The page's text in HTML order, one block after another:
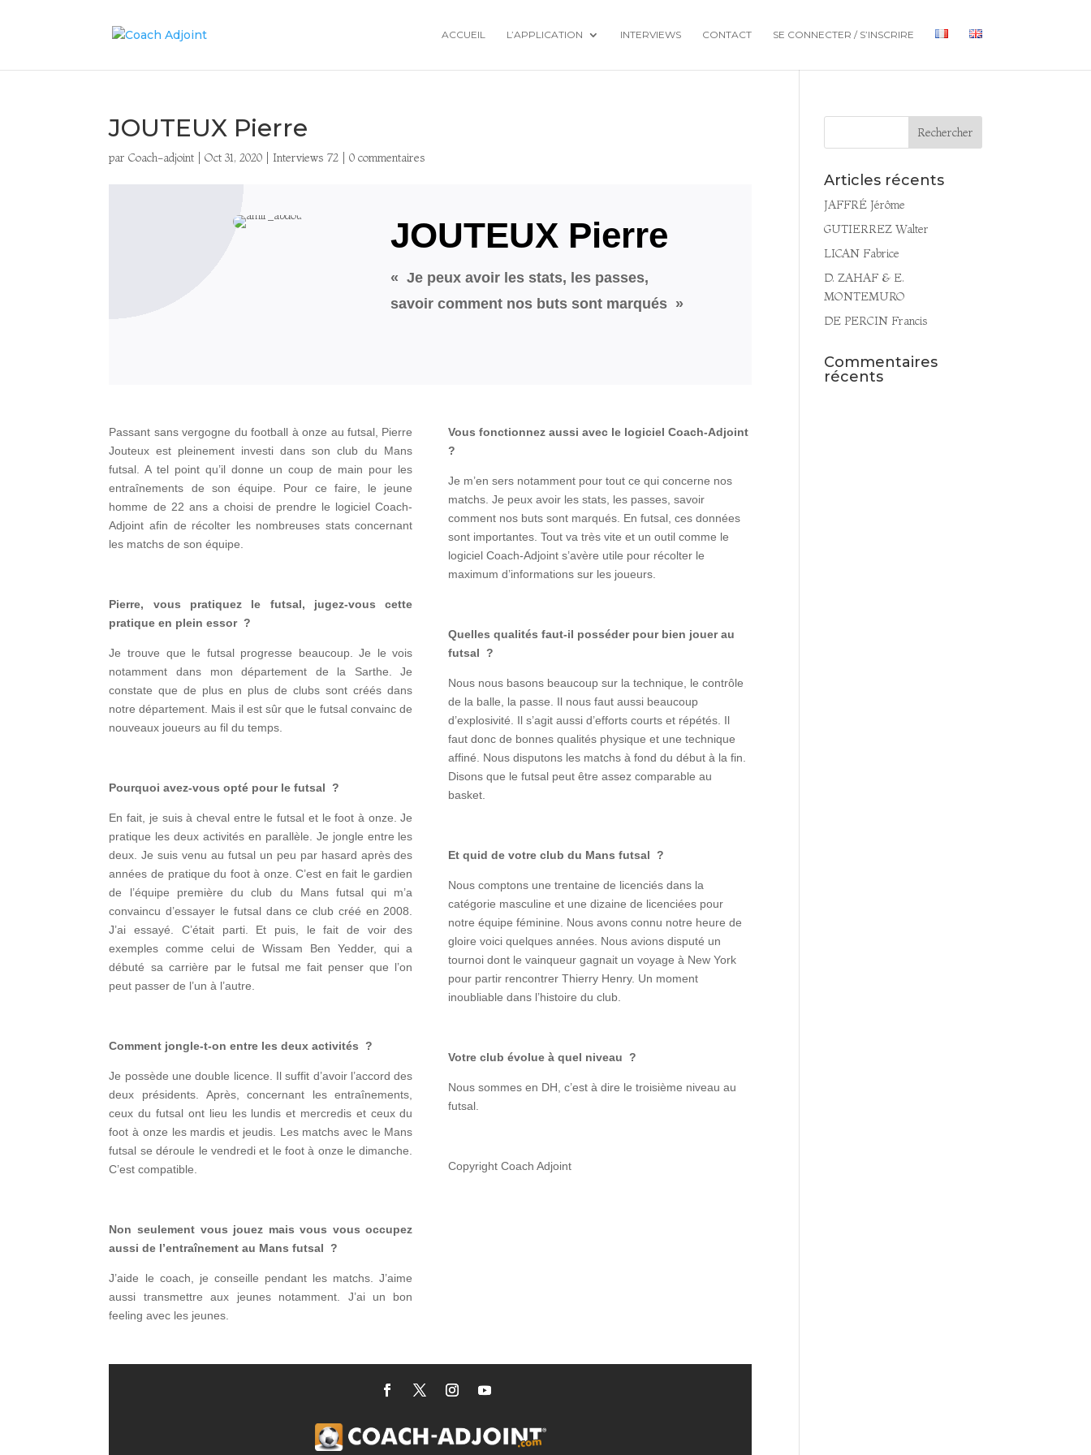
ACCUEIL L’APPLICATION INTERVIEWS CONTACT SE CONNECTER / S’INSCRIRE
JOUTEUX Pierre
parCoach-adjoint |Oct 31, 2020 Interviews 72 |0 commentaires
JOUTEUX Pierre
« Je peux avoir les stats, les passes,
savoir comment nos buts sont marqués »
Passant sans vergogne du football à onze au futsal, Pierre
Jouteux est pleinement investi dans son club du Mans
futsal. A tel point qu’il donne un coup de main pour les
entraînements de son équipe. Pour ce faire, le jeune
homme de 22 ans a choisi de prendre le logiciel Coach-
Adjoint afin de récolter les nombreuses stats concernant
les matchs de son équipe.
Pierre, vous pratiquez le futsal, jugez-vous cette
pratique en plein essor ?
Je trouve que le futsal progresse beaucoup. Je le vois
notamment dans mon département de la Sarthe. Je
constate que de plus en plus de clubs sont créés dans
notre département. Mais il est sûr que le futsal convainc de
nouveaux joueurs au fil du temps.
Pourquoi avez-vous opté pour le futsal ?
En fait, je suis à cheval entre le futsal et le foot à onze. Je
pratique les deux activités en parallèle. Je jongle entre les
deux. Je suis venu au futsal un peu par hasard après des
années de pratique du foot à onze. C’est en fait le gardien
de l’équipe première du club du Mans futsal qui m’a
convaincu d’essayer le futsal dans ce club créé en 2008.
J’ai essayé. C’était parti. Et puis, le fait de voir des
exemples comme celui de Wissam Ben Yedder, qui a
débuté sa carrière par le futsal me fait penser que l’on
peut passer de l’un à l’autre.
Comment jongle-t-on entre les deux activités ?
Je possède une double licence. Il suffit d’avoir l’accord des
deux présidents. Après, concernant les entraînements,
ceux du futsal ont lieu les lundis et mercredis et ceux du
foot à onze les mardis et jeudis. Les matchs avec le Mans
futsal se déroule le vendredi et le foot à onze le dimanche.
C’est compatible.
Non seulement vous jouez mais vous vous occupez
aussi de l’entraînement au Mans futsal ?
J’aide le coach, je conseille pendant les matchs. J’aime
aussi transmettre aux jeunes notamment. J’ai un bon
feeling avec les jeunes.
Vous fonctionnez aussi avec le logiciel Coach-Adjoint
?
Je m’en sers notamment pour tout ce qui concerne nos
matchs. Je peux avoir les stats, les passes, savoir
comment nos buts sont marqués. En futsal, ces données
sont importantes. Tout va très vite et un outil comme le
logiciel Coach-Adjoint s’avère utile pour récolter le
maximum d’informations sur les joueurs.
Quelles qualités faut-il posséder pour bien jouer au
futsal ?
Nous nous basons beaucoup sur la technique, le contrôle
de la balle, la passe. Il nous faut aussi beaucoup
d’explosivité. Il s’agit aussi d’efforts courts et répétés. Il
faut donc de bonnes qualités physique et une technique
affiné. Nous disputons les matchs à fond du début à la fin.
Disons que le futsal peut être assez comparable au
basket.
Et quid de votre club du Mans futsal ?
Nous comptons une trentaine de licenciés dans la
catégorie masculine et une dizaine de licenciées pour
notre équipe féminine. Nous avons connu notre heure de
gloire voici quelques années. Nous avions disputé un
tournoi dont le vainqueur gagnait un voyage à New York
pour partir rencontrer Thierry Henry. Un moment
inoubliable dans l’histoire du club.
Votre club évolue à quel niveau ?
Nous sommes en DH, c’est à dire le troisième niveau au
futsal.
Copyright Coach Adjoint
Articles récents
JAFFRÉ Jérôme
GUTIERREZ Walter
LICAN Fabrice
D. ZAHAF & E.
MONTEMURO
DE PERCIN Francis
Commentaires
récents